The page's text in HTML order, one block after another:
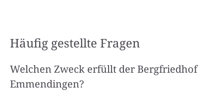
Häufig gestellte Fragen
Welchen Zweck erfüllt der Bergfriedhof
Emmendingen?